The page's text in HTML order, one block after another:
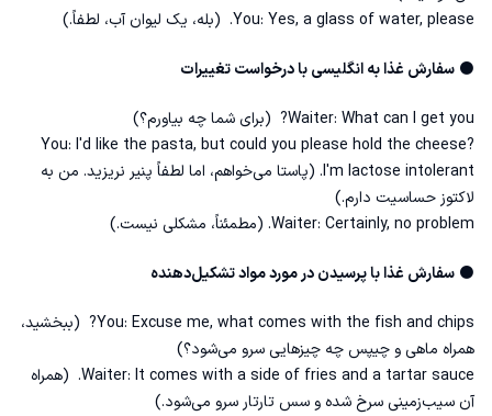
You: Yes, a glass of water, please. (بله، یک لیوان آب، لطفاً.)
⚫ سفارش غذا به انگلیسی با درخواست تغییرات
Waiter: What can I get you? (برای شما چه بیاورم؟)
You: I'd like the pasta, but could you please hold the cheese?
I'm lactose intolerant. (پاستا می‌خواهم، اما لطفاً پنیر نریزید. من به
لاکتوز حساسیت دارم.)
Waiter: Certainly, no problem. (مطمئناً، مشکلی نیست.)
⚫ سفارش غذا با پرسیدن در مورد مواد تشکیل‌دهنده
You: Excuse me, what comes with the fish and chips? (ببخشید،
همراه ماهی و چیپس چه چیزهایی سرو می‌شود؟)
Waiter: It comes with a side of fries and a tartar sauce. (همراه
آن سیب‌زمینی سرخ شده و سس تارتار سرو می‌شود.)